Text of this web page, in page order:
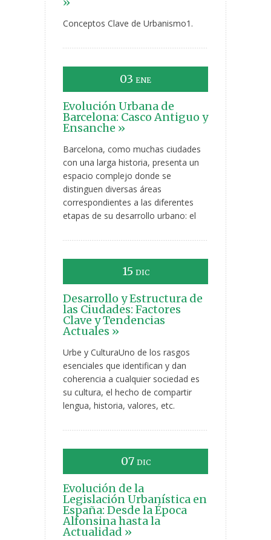
Conceptos Clave de Urbanismo1.
03 ENE
Evolución Urbana de
Barcelona: Casco Antiguo y
Ensanche »
Barcelona, como muchas ciudades
con una larga historia, presenta un
espacio complejo donde se
distinguen diversas áreas
correspondientes a las diferentes
etapas de su desarrollo urbano: el
15 DIC
Desarrollo y Estructura de
las Ciudades: Factores
Clave y Tendencias
Actuales »
Urbe y CulturaUno de los rasgos
esenciales que identifican y dan
coherencia a cualquier sociedad es
su cultura, el hecho de compartir
lengua, historia, valores, etc.
07 DIC
Evolución de la
Legislación Urbanística en
España: Desde la Época
Alfonsina hasta la
Actualidad »